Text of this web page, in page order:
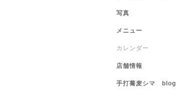
写真
メニュー
カレンダー
店舗情報
手打蕎麦シマ blog